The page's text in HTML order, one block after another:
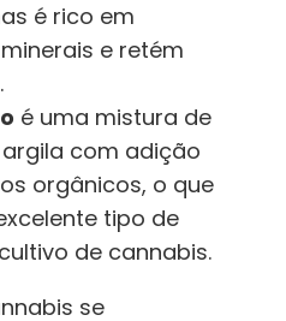
é rico em
e retém
é uma mistura de
com adição
orgânicos, o que
tipo de
de cannabis.
se